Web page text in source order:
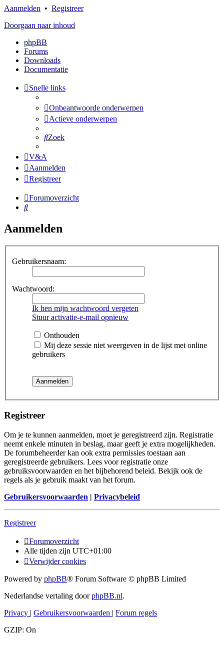
Aanmelden • Registreer
Doorgaan naar inhoud
phpBB
Forums
Downloads
Documentatie
Snelle links
Onbeantwoorde onderwerpen
Actieve onderwerpen
Zoek
V&A
Aanmelden
Registreer
Forumoverzicht
Zoek
Aanmelden
Gebruikersnaam:
Wachtwoord:
Ik ben mijn wachtwoord vergeten
Stuur activatie-e-mail opnieuw
Onthouden
Mij deze sessie niet weergeven in de lijst met online
gebruikers
Registreer
Om je te kunnen aanmelden, moet je geregistreerd zijn. Registratie
neemt enkele minuten in beslag, maar geeft je extra mogelijkheden.
De forumbeheerder kan ook extra permissies toestaan aan
geregistreerde gebruikers. Lees voor registratie onze
gebruiksvoorwaarden en het bijbehorend beleid. Bekijk ook de
regels als je gebruik maakt van het forum.
Gebruikersvoorwaarden | Privacybeleid
Registreer
Forumoverzicht
Alle tijden zijn UTC+01:00
Verwijder cookies
Powered by phpBB® Forum Software © phpBB Limited
Nederlandse vertaling doorphpBB.nl.
Privacy | Gebruikersvoorwaarden | Forum regels
GZIP: On